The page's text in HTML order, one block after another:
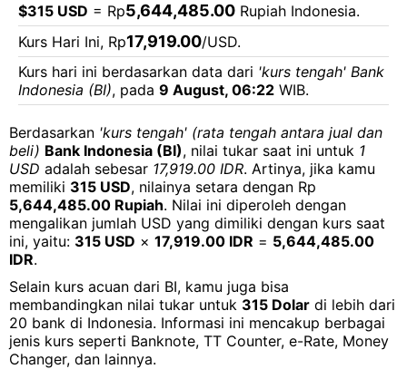
$315 USD = Rp5,644,485.00 Rupiah Indonesia.
Kurs Hari Ini, Rp17,919.00/USD.
Kurs hari ini berdasarkan data dari 'kurs tengah' Bank
Indonesia (BI), pada 9 August, 06:22 WIB.
Berdasarkan 'kurs tengah' (rata tengah antara jual dan
beli) Bank Indonesia (BI), nilai tukar saat ini untuk 1
USD adalah sebesar 17,919.00 IDR. Artinya, jika kamu
memiliki 315 USD, nilainya setara dengan Rp
5,644,485.00 Rupiah. Nilai ini diperoleh dengan
mengalikan jumlah USD yang dimiliki dengan kurs saat
ini, yaitu: 315 USD × 17,919.00 IDR = 5,644,485.00
IDR.
Selain kurs acuan dari BI, kamu juga bisa
membandingkan nilai tukar untuk 315 Dolar di lebih dari
20 bank di Indonesia. Informasi ini mencakup berbagai
jenis kurs seperti Banknote, TT Counter, e-Rate, Money
Changer, dan lainnya.